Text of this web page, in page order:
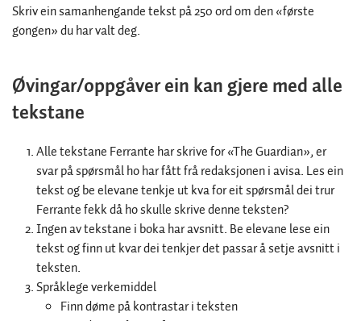
Skriv ein samanhengande tekst på 250 ord om den «første
gongen» du har valt deg.
Øvingar/oppgåver ein kan gjere med alle
tekstane
Alle tekstane Ferrante har skrive for «The Guardian», er
svar på spørsmål ho har fått frå redaksjonen i avisa. Les ein
tekst og be elevane tenkje ut kva for eit spørsmål dei trur
Ferrante fekk då ho skulle skrive denne teksten?
Ingen av tekstane i boka har avsnitt. Be elevane lese ein
tekst og finn ut kvar dei tenkjer det passar å setje avsnitt i
teksten.
Språklege verkemiddel
Finn døme på kontrastar i teksten